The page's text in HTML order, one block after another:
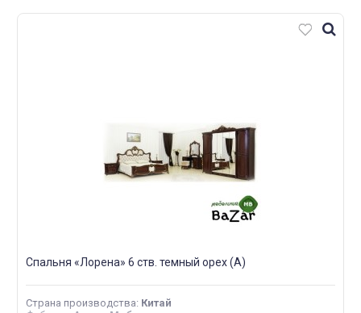
Спальня «Лорена» 6 ств. темный орех (А)
Страна производства: Китай